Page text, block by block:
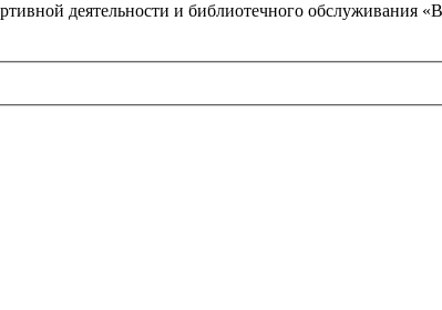
деятельности и библиотечного обслуживания